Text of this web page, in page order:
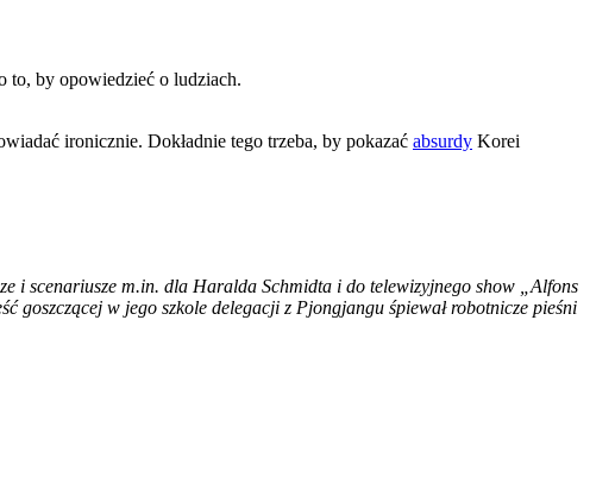
to, by opowiedzieć o ludziach.
ironicznie. Dokładnie tego trzeba, by pokazać absurdy Korei
i scenariusze m.in. dla Haralda Schmidta i do telewizyjnego show „Alfons
goszczącej w jego szkole delegacji z Pjongjangu śpiewał robotnicze pieśni